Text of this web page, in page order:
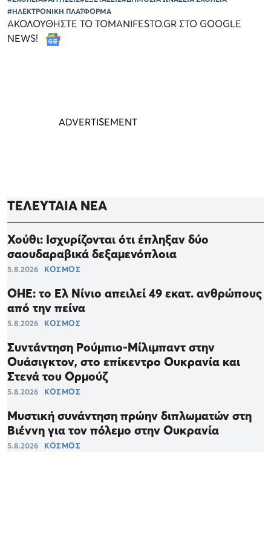
#ΗΛΕΚΤΡΟΝΙΚΗ ΠΛΑΤΦΟΡΜΑ
ΑΚΟΛΟΥΘΗΣΤΕ ΤΟ TOMANIFESTO.GR ΣΤΟ GOOGLE
NEWS!
ΤΕΛΕΥΤΑΙΑ ΝΕΑ
Χούθι: Ισχυρίζονται ότι έπληξαν δύο
σαουδαραβικά δεξαμενόπλοια
5.8.2026 ΚΟΣΜΟΣ
ΟΗΕ: το Ελ Νίνιο απειλεί 49 εκατ. ανθρώπους
από την πείνα
5.8.2026 ΚΟΣΜΟΣ
Συντάντηση Ρούμπιο-Μίλιμπαντ στην
Ουάσιγκτον, στο επίκεντρο Ουκρανία και
Στενά του Ορμούζ
5.8.2026 ΚΟΣΜΟΣ
Μυστική συνάντηση πρώην διπλωματών στη
Βιέννη για τον πόλεμο στην Ουκρανία
5.8.2026 ΚΟΣΜΟΣ